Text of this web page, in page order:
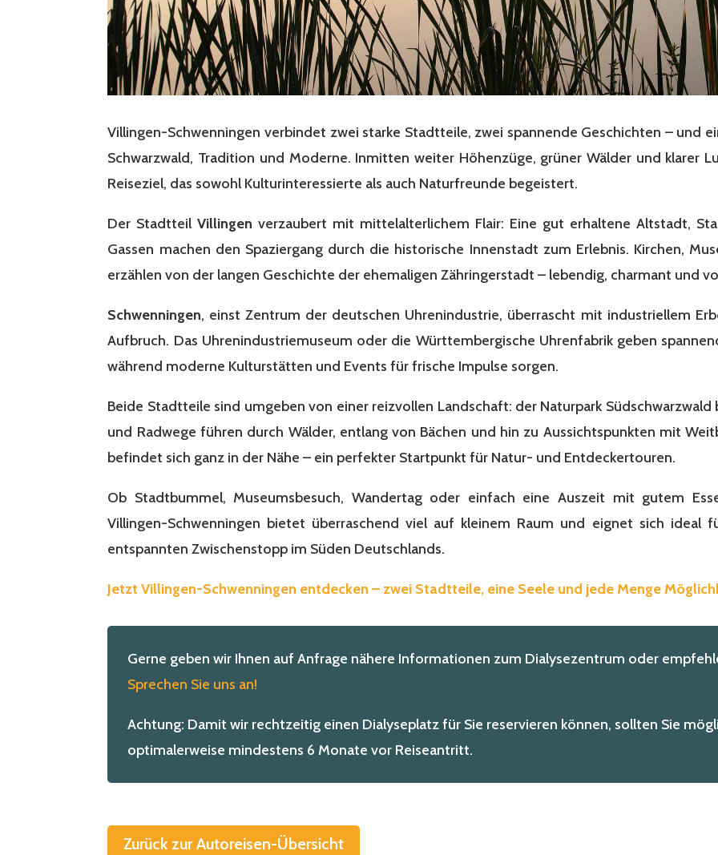
Villingen-Schwenningen verbindet zwei starke Stadtteile, zwei spannende Geschichten – und
Schwarzwald, Tradition und Moderne. Inmitten weiter Höhenzüge, grüner Wälder und klarer
Reiseziel, das sowohl Kulturinteressierte als auch Naturfreunde begeistert.
Der StadtteilVillingen verzaubert mit mittelalterlichem Flair: Eine gut erhaltene Altstadt,
Gassen machen den Spaziergang durch die historische Innenstadt zum Erlebnis. Kirchen,
erzählen von der langen Geschichte der ehemaligen Zähringerstadt – lebendig, charmant und
Schwenningen, einst Zentrum der deutschen Uhrenindustrie, überrascht mit industriellem
Aufbruch. Das Uhrenindustriemuseum oder die Württembergische Uhrenfabrik geben
während moderne Kulturstätten und Events für frische Impulse sorgen.
Beide Stadtteile sind umgeben von einer reizvollen Landschaft: der Naturpark
und Radwege führen durch Wälder, entlang von Bächen und hin zu Aussichtspunkten mit
befindet sich ganz in der Nähe – ein perfekter Startpunkt für Natur- und Entdeckertouren.
Ob Stadtbummel, Museumsbesuch, Wandertag oder einfach eine Auszeit mit gutem
Villingen-Schwenningen bietet überraschend viel auf kleinem Raum und eignet sich ideal
entspannten Zwischenstopp im Süden Deutschlands.
Jetzt Villingen-Schwenningen entdecken – zwei Stadtteile, eine Seele und jede Menge
Gerne geben wir Ihnen auf Anfrage nähere Informationen zum Dialysezentrum oder
Sprechen Sie uns an!
Achtung: Damit wir rechtzeitig einen Dialyseplatz für Sie reservieren können, sollten Sie
optimalerweise mindestens 6 Monate vor Reiseantritt.
Zurück zur Autoreisen-Übersicht